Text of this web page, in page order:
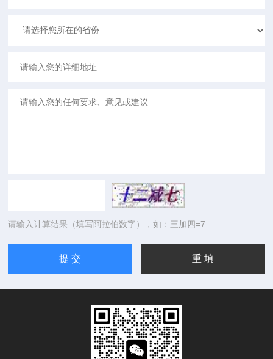
请输入计算结果（填写阿拉伯数字），如：三加四=7